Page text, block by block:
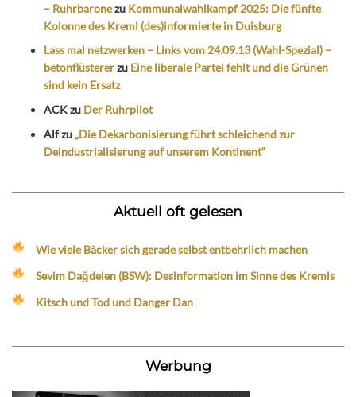
– Ruhrbaronezu Kommunalwahlkampf 2025: Die fünfte
Kolonne des Kreml (des)informierte in Duisburg
Lass mal netzwerken – Links vom 24.09.13 (Wahl-Spezial) –
betonflüstererzu Eine liberale Partei fehlt und die Grünen
sind kein Ersatz
ACKzu Der Ruhrpilot
Alfzu „Die Dekarbonisierung führt schleichend zur
Deindustrialisierung auf unserem Kontinent“
Aktuell oft gelesen
Wie viele Bäcker sich gerade selbst entbehrlich machen
Sevim Dağdelen (BSW): Desinformation im Sinne des Kremls
Kitsch und Tod und Danger Dan
Werbung